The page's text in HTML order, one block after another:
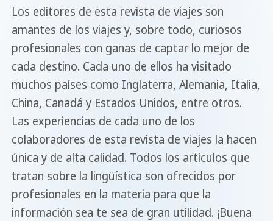
Los editores de esta revista de viajes son
amantes de los viajes y, sobre todo, curiosos
profesionales con ganas de captar lo mejor de
cada destino. Cada uno de ellos ha visitado
muchos países como Inglaterra, Alemania, Italia,
China, Canadá y Estados Unidos, entre otros.
Las experiencias de cada uno de los
colaboradores de esta revista de viajes la hacen
única y de alta calidad. Todos los artículos que
tratan sobre la lingüística son ofrecidos por
profesionales en la materia para que la
información sea te sea de gran utilidad. ¡Buena